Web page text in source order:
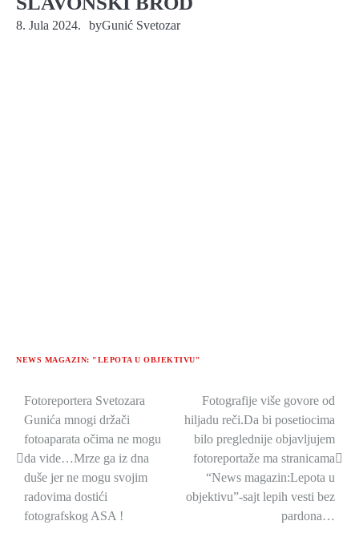
8. Jula 2024. byGunić Svetozar
NEWS MAGAZIN: "LEPOTA U OBJEKTIVU"
Navigacija
članaka
Fotoreportera Svetozara
Gunića mnogi držači
fotoaparata očima ne mogu
da vide…Mrze ga iz dna
duše jer ne mogu svojim
radovima dostići
fotografskog ASA !
Fotografije više govore od
hiljadu reči.Da bi posetiocima
bilo preglednije objavljujem
fotoreportaže ma stranicama
“News magazin:Lepota u
objektivu”-sajt lepih vesti bez
pardona…